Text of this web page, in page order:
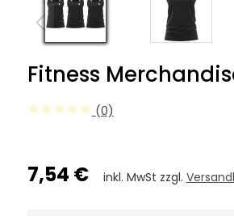
Fitness
(0)
7,54 € inkl. MwSt zzgl.